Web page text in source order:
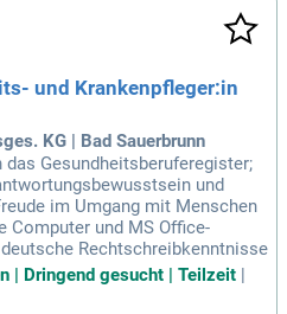
und Krankenpfleger:in
KG | Bad Sauerbrunn
das Gesundheitsberuferegister;
und
im Umgang mit Menschen
Computer und MS Office-
Rechtschreibkenntnisse
| Dringend gesucht | Teilzeit